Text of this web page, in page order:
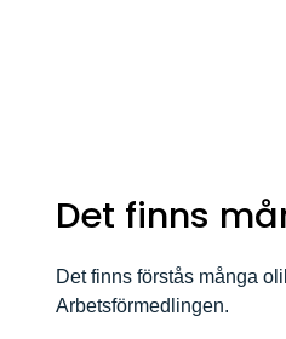
Det finns
Det finns förstås många
Arbetsförmedlingen.